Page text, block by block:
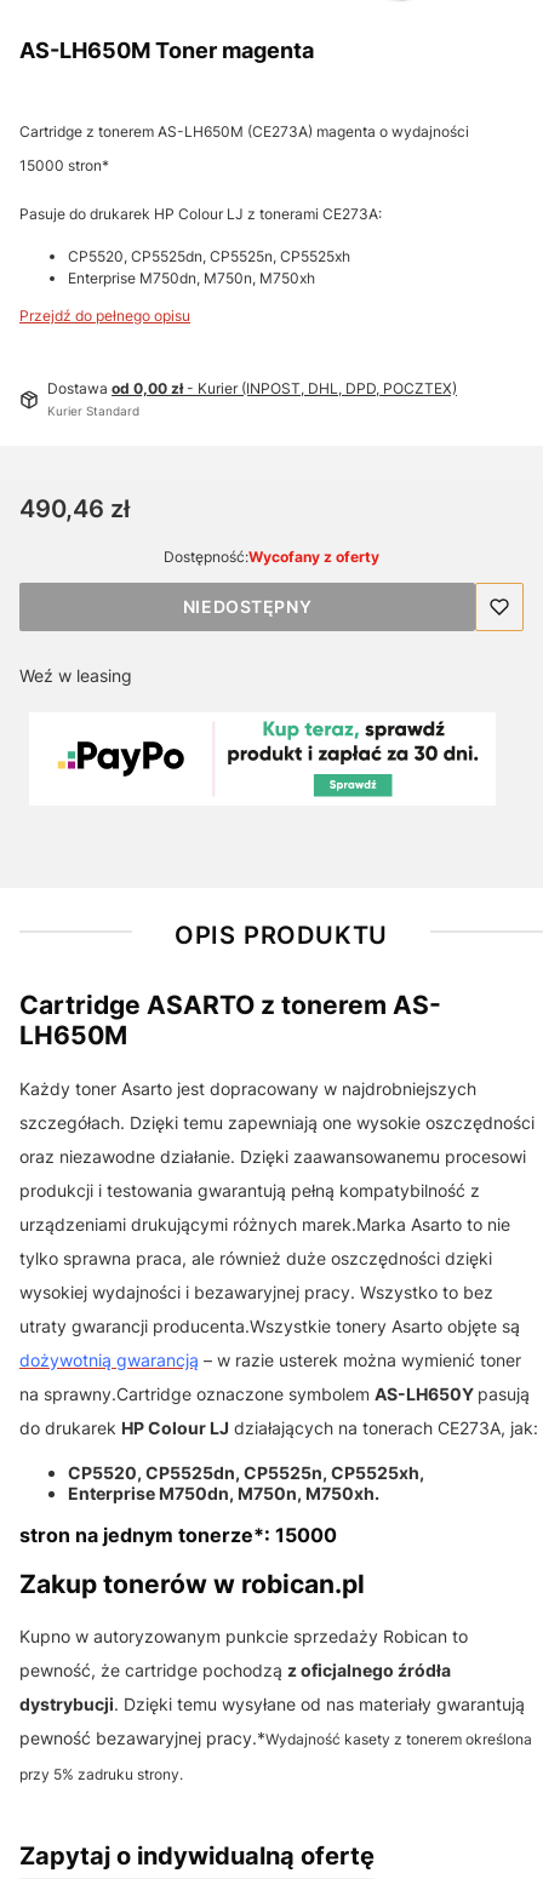
AS-LH650M Toner magenta
Cartridge z tonerem AS-LH650M (CE273A) magenta o wydajności
15000 stron*
Pasuje do drukarek HP Colour LJ z tonerami CE273A:
CP5520, CP5525dn, CP5525n, CP5525xh
Enterprise M750dn, M750n, M750xh
Przejdź do pełnego opisu
Dostawa od 0,00 zł- Kurier (INPOST, DHL, DPD, POCZTEX)
Kurier Standard
Cena
490,46 zł
Dostępność:Wycofany z oferty
NIEDOSTĘPNY
Weź w leasing
OPIS PRODUKTU
Cartridge ASARTO z tonerem AS-
LH650M
Każdy toner Asarto jest dopracowany w najdrobniejszych
szczegółach. Dzięki temu zapewniają one wysokie oszczędności
oraz niezawodne działanie. Dzięki zaawansowanemu procesowi
produkcji i testowania gwarantują pełną kompatybilność z
urządzeniami drukującymi różnych marek.Marka Asarto to nie
tylko sprawna praca, ale również duże oszczędności dzięki
wysokiej wydajności i bezawaryjnej pracy. Wszystko to bez
utraty gwarancji producenta.Wszystkie tonery Asarto objęte są
dożywotnią gwarancją – w razie usterek można wymienić toner
na sprawny.Cartridge oznaczone symbolem AS-LH650Y pasują
do drukarek HP Colour LJ działających na tonerach CE273A, jak:
CP5520, CP5525dn, CP5525n, CP5525xh,
Enterprise M750dn, M750n, M750xh.
stron na jednym tonerze*: 15000
Zakup tonerów w robican.pl
Kupno w autoryzowanym punkcie sprzedaży Robican to
pewność, że cartridge pochodzą z oficjalnego źródła
dystrybucji. Dzięki temu wysyłane od nas materiały gwarantują
pewność bezawaryjnej pracy.*Wydajność kasety z tonerem określona
przy 5% zadruku strony.
Zapytaj o indywidualną ofertę